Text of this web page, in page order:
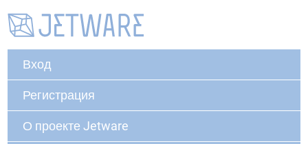
Вход
Регистрация
О проекте Jetware